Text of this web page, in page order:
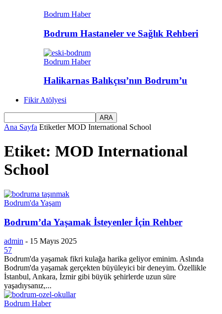
Bodrum Haber
Bodrum Hastaneler ve Sağlık Rehberi
Bodrum Haber
Halikarnas Balıkçısı’nın Bodrum’u
Fikir Atölyesi
Ana Sayfa Etiketler MOD International School
Etiket: MOD International
School
Bodrum'da Yaşam
Bodrum’da Yaşamak İsteyenler İçin Rehber
admin - 15 Mayıs 2025
57
Bodrum'da yaşamak fikri kulağa harika geliyor eminim. Aslında
Bodrum'da yaşamak gerçekten büyüleyici bir deneyim. Özellikle
İstanbul, Ankara, İzmir gibi büyük şehirlerde uzun süre
yaşadıysanız,...
Bodrum Haber